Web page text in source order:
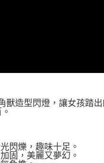
獸造型閃燈，讓女孩踏
閃爍，趣味十足。
固，美麗又夢幻。